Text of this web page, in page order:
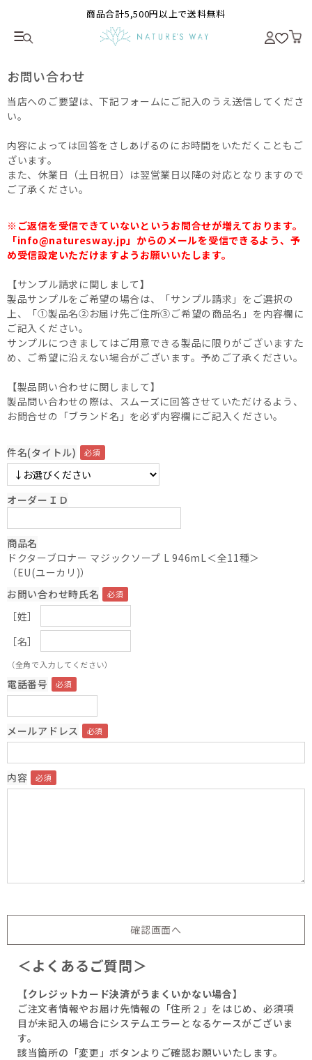
商品合計5,500円以上で送料無料
お問い合わせ
当店へのご要望は、下記フォームにご記入のうえ送信してくださ
い。
内容によっては回答をさしあげるのにお時間をいただくこともご
ざいます。
また、休業日（土日祝日）は翌営業日以降の対応となりますので
ご了承ください。
※ご返信を受信できていないというお問合せが増えております。
「info@naturesway.jp」からのメールを受信できるよう、予
め受信設定いただけますようお願いいたします。
【サンプル請求に関しまして】
製品サンプルをご希望の場合は、「サンプル請求」をご選択の
上、「①製品名②お届け先ご住所③ご希望の商品名」を内容欄に
ご記入ください。
サンプルにつきましてはご用意できる製品に限りがございますた
め、ご希望に沿えない場合がございます。予めご了承ください。
【製品問い合わせに関しまして】
製品問い合わせの際は、スムーズに回答させていただけるよう、
お問合せの「ブランド名」を必ず内容欄にご記入ください。
件名(タイトル)
オーダーＩＤ
商品名
ドクターブロナー マジックソープ L 946mL＜全11種＞
（EU(ユーカリ)）
お問い合わせ時氏名
［姓］
［名］
（全角で入力してください）
電話番号
メールアドレス
内容
＜よくあるご質問＞
【クレジットカード決済がうまくいかない場合】
ご注文者情報やお届け先情報の「住所２」をはじめ、必須項
目が未記入の場合にシステムエラーとなるケースがございま
す。
該当箇所の「変更」ボタンよりご確認お願いいたします。